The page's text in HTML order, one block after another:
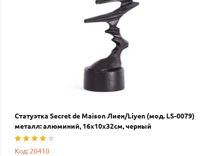
Статуэтка Secret de Maison Лиен/Liyen (мод. LS-0079)
металл: алюминий, 16х10х32см, черный
Код: 20410